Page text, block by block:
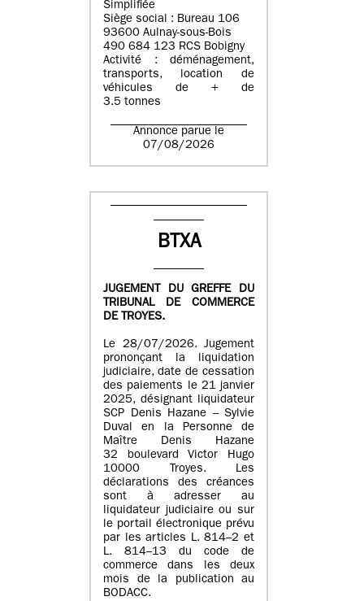
Simplifiée
Siège social : Bureau 106
93600 Aulnay-sous-Bois
490 684 123 RCS Bobigny
Activité : déménagement,
transports, location de
véhicules de + de
3.5 tonnes
Annonce parue le
07/08/2026
BTXA
JUGEMENT DU GREFFE DU
TRIBUNAL DE COMMERCE
DE TROYES.
Le 28/07/2026. Jugement
prononçant la liquidation
judiciaire, date de cessation
des paiements le 21 janvier
2025, désignant liquidateur
SCP Denis Hazane – Sylvie
Duval en la Personne de
Maître Denis Hazane
32 boulevard Victor Hugo
10000 Troyes. Les
déclarations des créances
sont à adresser au
liquidateur judiciaire ou sur
le portail électronique prévu
par les articles L. 814–2 et
L. 814–13 du code de
commerce dans les deux
mois de la publication au
BODACC.